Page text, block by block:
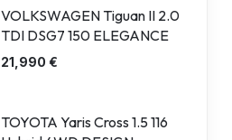
VOLKSWAGEN Tiguan II 2.0
TDI DSG7 150 ELEGANCE
21,990 €
TOYOTA Yaris Cross 1.5 116